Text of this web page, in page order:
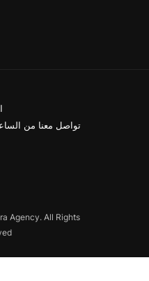
تواصل معنا من الساعة 8 صباحا حتى 5
Agency. All Rights